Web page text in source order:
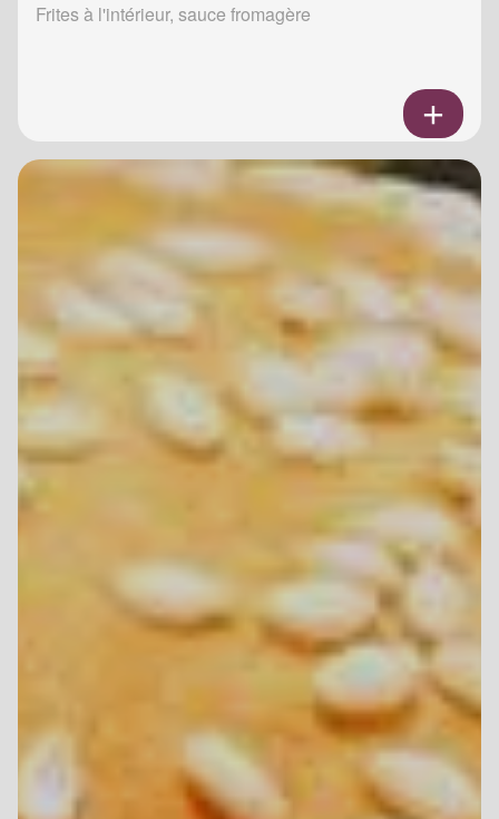
Frites à l'intérieur, sauce fromagère